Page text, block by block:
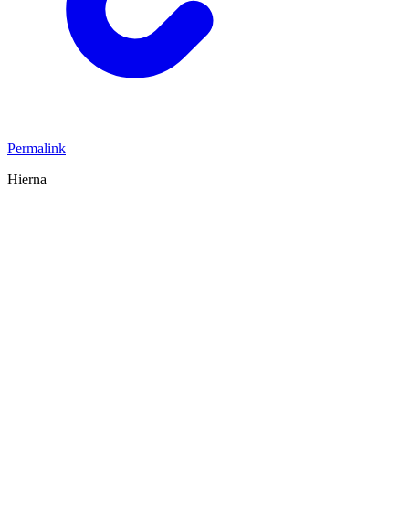
Permalink
Hierna